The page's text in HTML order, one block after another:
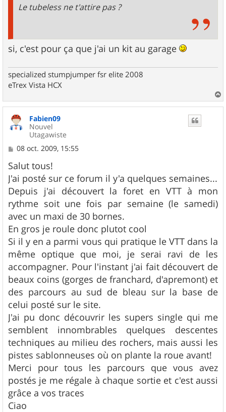
Le tubeless ne t'attire pas ?
si, c'est pour ça que j'ai un kit au garage
specialized stumpjumper fsr elite 2008
eTrex Vista HCX
a
Fabien09
Nouvel
Utagawiste
M
s
s
a
g
e
08 oct. 2009, 15:55
Salut tous!
J'ai posté sur ce forum il y'a quelques semaines...
Depuis j'ai découvert la foret en VTT à mon
rythme soit une fois par semaine (le samedi)
avec un maxi de 30 bornes.
En gros je roule donc plutot cool
Si il y en a parmi vous qui pratique le VTT dans la
même optique que moi, je serai ravi de les
accompagner. Pour l'instant j'ai fait découvert de
beaux coins (gorges de franchard, d'apremont) et
des parcours au sud de bleau sur la base de
celui posté sur le site.
J'ai pu donc découvrir les supers single qui me
semblent innombrables quelques descentes
techniques au milieu des rochers, mais aussi les
pistes sablonneuses où on plante la roue avant!
Merci pour tous les parcours que vous avez
postés je me régale à chaque sortie et c'est aussi
grâce a vos traces
Ciao